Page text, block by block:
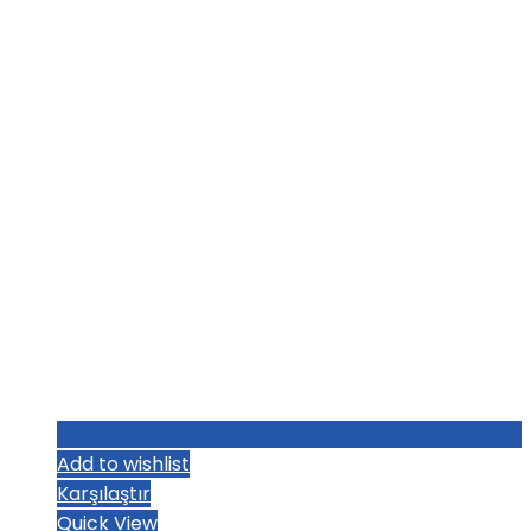
Add to wishlist
Karşılaştır
Quick View